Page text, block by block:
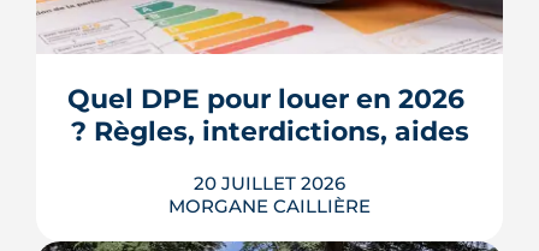
Écoles, base de loisirs, transports,
projets urbains et prix au m2 : le guide
3e ville de Haute-Garonne.
LIRE L'ARTICLE
Quel DPE pour louer en 2026
? Règles, interdictions, aides
20 JUILLET 2026
MORGANE CAILLIÈRE